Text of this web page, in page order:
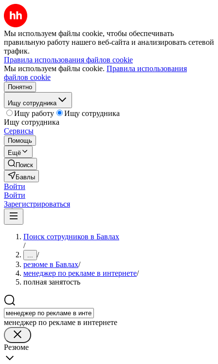
Мы используем файлы cookie, чтобы обеспечивать
правильную работу нашего веб-сайта и анализировать сетевой
трафик.
Правила использования файлов cookie
Мы используем файлы cookie. Правила использования
файлов cookie
Понятно
Ищу сотрудника
Ищу работу
Ищу сотрудника
Ищу сотрудника
Сервисы
Помощь
Ещё
Поиск
Бавлы
Войти
Войти
Зарегистрироваться
Поиск сотрудников в Бавлах
/
... /
резюме в Бавлах/
менеджер по рекламе в интернете/
полная занятость
менеджер по рекламе в интернете
Резюме